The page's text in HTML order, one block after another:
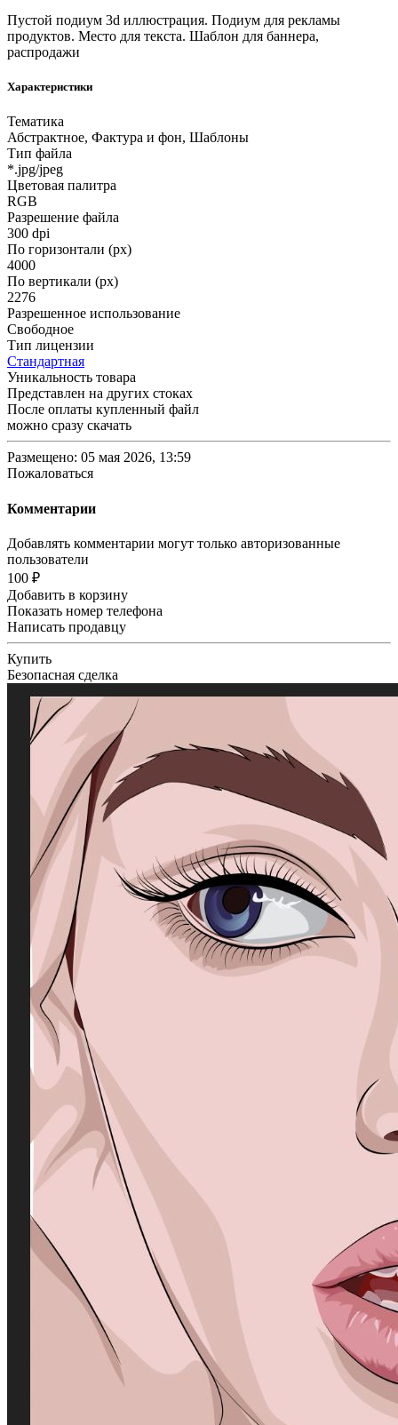
Пустой подиум 3d иллюстрация. Подиум для рекламы
продуктов. Место для текста. Шаблон для баннера,
распродажи
Характеристики
Тематика
Абстрактное, Фактура и фон, Шаблоны
Тип файла
*.jpg/jpeg
Цветовая палитра
RGB
Разрешение файла
300 dpi
По горизонтали (px)
4000
По вертикали (px)
2276
Разрешенное использование
Свободное
Тип лицензии
Стандартная
Уникальность товара
Представлен на других стоках
После оплаты купленный файл
можно сразу скачать
Размещено: 05 мая 2026, 13:59
Пожаловаться
Комментарии
Добавлять комментарии могут только авторизованные
пользователи
100 ₽
Добавить в корзину
Показать номер телефона
Написать продавцу
Купить
Безопасная сделка